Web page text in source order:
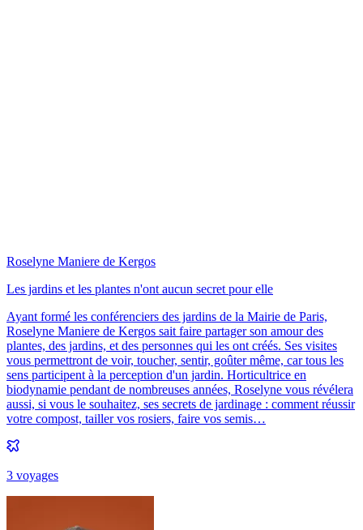
Roselyne Maniere de Kergos
Les jardins et les plantes n'ont aucun secret pour elle
Ayant formé les conférenciers des jardins de la Mairie de Paris,
Roselyne Maniere de Kergos sait faire partager son amour des
plantes, des jardins, et des personnes qui les ont créés. Ses visites
vous permettront de voir, toucher, sentir, goûter même, car tous les
sens participent à la perception d'un jardin. Horticultrice en
biodynamie pendant de nombreuses années, Roselyne vous révélera
aussi, si vous le souhaitez, ses secrets de jardinage : comment réussir
votre compost, tailler vos rosiers, faire vos semis…
3 voyages